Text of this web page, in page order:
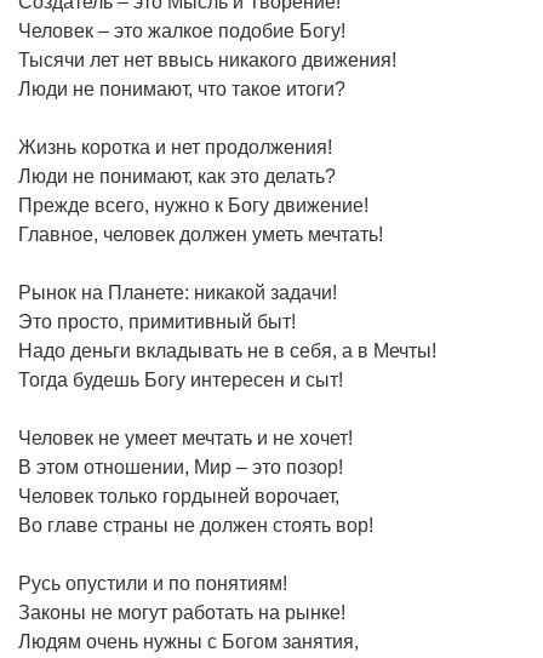
Человек – это жалкое подобие Богу!
Тысячи лет нет ввысь никакого движения!
Люди не понимают, что такое итоги?
Жизнь коротка и нет продолжения!
Люди не понимают, как это делать?
Прежде всего, нужно к Богу движение!
Главное, человек должен уметь мечтать!
Рынок на Планете: никакой задачи!
Это просто, примитивный быт!
Надо деньги вкладывать не в себя, а в Мечты!
Тогда будешь Богу интересен и сыт!
Человек не умеет мечтать и не хочет!
В этом отношении, Мир – это позор!
Человек только гордыней ворочает,
Во главе страны не должен стоять вор!
Русь опустили и по понятиям!
Законы не могут работать на рынке!
Людям очень нужны с Богом занятия,